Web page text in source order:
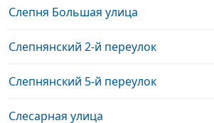
Слепня Большая улица
Слепнянский 2-й переулок
Слепнянский 5-й переулок
Слесарная улица